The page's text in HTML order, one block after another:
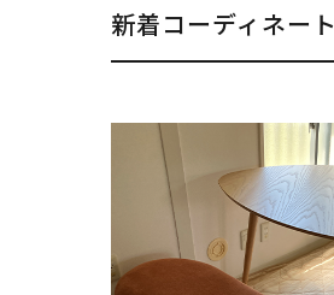
新着コーディネート